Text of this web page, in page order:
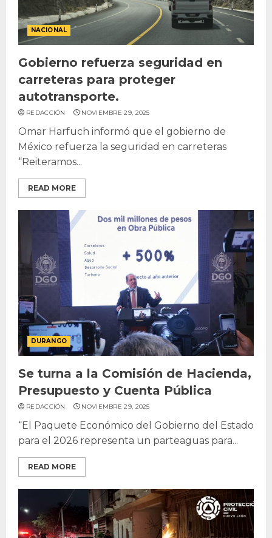
NACIONAL
Gobierno refuerza seguridad en
carreteras para proteger
autotransporte.
REDACCIÓN NOVIEMBRE 29, 2025
Omar Harfuch informó que el gobierno de
México refuerza la seguridad en carreteras
“Reiteramos...
READ MORE
DURANGO
Se turna a la Comisión de Hacienda,
Presupuesto y Cuenta Pública
REDACCIÓN NOVIEMBRE 29, 2025
“El Paquete Económico del Gobierno del Estado
para el 2026 representa un parteaguas para...
READ MORE